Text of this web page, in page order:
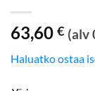
63,60 € (alv
Haluatko ostaa